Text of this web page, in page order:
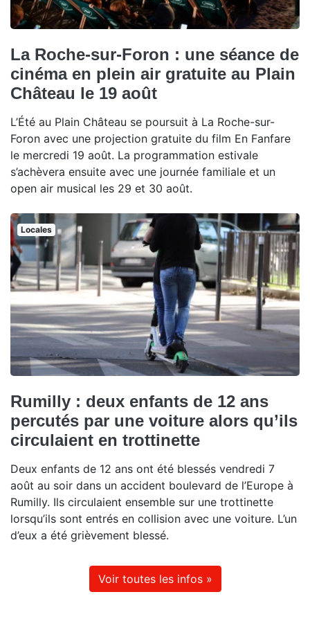
La Roche-sur-Foron : une séance de
cinéma en plein air gratuite au Plain
Château le 19 août
L’Été au Plain Château se poursuit à La Roche-sur-
Foron avec une projection gratuite du film En Fanfare
le mercredi 19 août. La programmation estivale
s’achèvera ensuite avec une journée familiale et un
open air musical les 29 et 30 août.
Locales
Rumilly : deux enfants de 12 ans
percutés par une voiture alors qu’ils
circulaient en trottinette
Deux enfants de 12 ans ont été blessés vendredi 7
août au soir dans un accident boulevard de l’Europe à
Rumilly. Ils circulaient ensemble sur une trottinette
lorsqu’ils sont entrés en collision avec une voiture. L’un
d’eux a été grièvement blessé.
Voir toutes les infos »